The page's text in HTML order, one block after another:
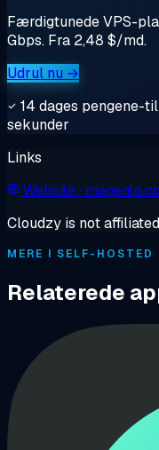
Færdigtunede VPS-
Gbps. Fra 2,48 $/md.
Udrul nu →
14 dages pengene-
sekunder
Links
Website·
Cloudzy is not
MERE I SELF-HOSTED
Relaterede